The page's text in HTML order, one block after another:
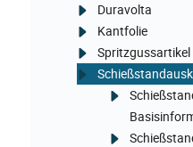
Duravolta
Kantfolie
Spritzgussartikel